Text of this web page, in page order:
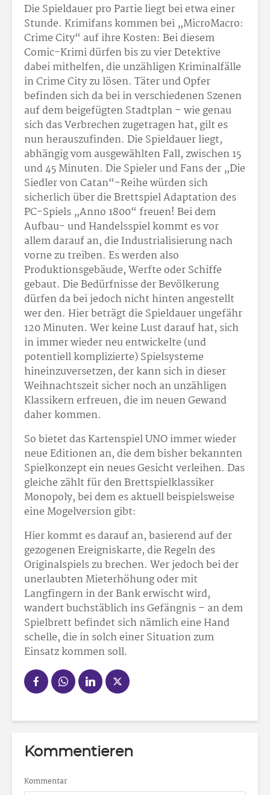
Die Spieldauer pro Partie liegt bei etwa einer
Stunde. Krimifans kommen bei „MicroMacro:
Crime City“ auf ihre Kosten: Bei diesem
Comic-Krimi dürfen bis zu vier Detektive
dabei mithelfen, die unzähligen Kriminalfälle
in Crime City zu lösen. Täter und Opfer
befinden sich da bei in verschiedenen Szenen
auf dem beigefügten Stadtplan – wie genau
sich das Verbrechen zugetragen hat, gilt es
nun herauszufinden. Die Spieldauer liegt,
abhängig vom ausgewählten Fall, zwischen 15
und 45 Minuten. Die Spieler und Fans der „Die
Siedler von Catan“-Reihe würden sich
sicherlich über die Brettspiel Adaptation des
PC-Spiels „Anno 1800“ freuen! Bei dem
Aufbau- und Handelsspiel kommt es vor
allem darauf an, die Industrialisierung nach
vorne zu treiben. Es werden also
Produktionsgebäude, Werfte oder Schiffe
gebaut. Die Bedürfnisse der Bevölkerung
dürfen da bei jedoch nicht hinten angestellt
wer den. Hier beträgt die Spieldauer ungefähr
120 Minuten. Wer keine Lust darauf hat, sich
in immer wieder neu entwickelte (und
potentiell komplizierte) Spielsysteme
hineinzuversetzen, der kann sich in dieser
Weihnachtszeit sicher noch an unzähligen
Klassikern erfreuen, die im neuen Gewand
daher kommen.
So bietet das Kartenspiel UNO immer wieder
neue Editionen an, die dem bisher bekannten
Spielkonzept ein neues Gesicht verleihen. Das
gleiche zählt für den Brettspielklassiker
Monopoly, bei dem es aktuell beispielsweise
eine Mogelversion gibt:
Hier kommt es darauf an, basierend auf der
gezogenen Ereigniskarte, die Regeln des
Originalspiels zu brechen. Wer jedoch bei der
unerlaubten Mieterhöhung oder mit
Langfingern in der Bank erwischt wird,
wandert buchstäblich ins Gefängnis – an dem
Spielbrett befindet sich nämlich eine Hand
schelle, die in solch einer Situation zum
Einsatz kommen soll.
Kommentieren
Kommentar